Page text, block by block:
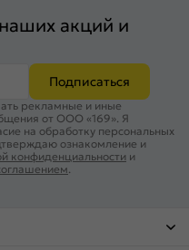
акций и
Подписаться
рекламные и иные
от ООО «169». Я
на обработку персональных
ознакомление и
конфиденциальности и